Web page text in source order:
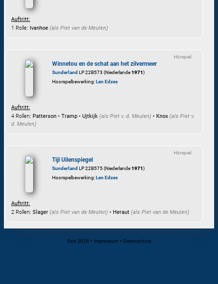
Auftritt:
1 Rolle: Ivanhoe (als Piet van de Meulen)
Hörspiel
Winnetou en de schat aan het zilvermeer
Sunderland LP 22B573 (Niederlande1971)
Hoorspelbewerking:Len Edzes
Auftritt:
4 Rollen: Patterson • Tramp • Ujtkijk (als Piet v. d. Meulen) • Knox (als Piet v.
d. Meulen)
Hörspiel
Tijl Uilenspiegel
Sunderland LP 22B575 (Niederlande1971)
Hoorspelbewerking:Len Edzes
Auftritt:
2 Rollen: Slager (als Piet van de Meulen) • Heraut (als Piet van de Meulen)
Seit 2016 • Impressum • Datenschutz